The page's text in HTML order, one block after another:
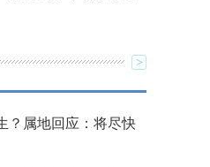
？属地回应：将尽快